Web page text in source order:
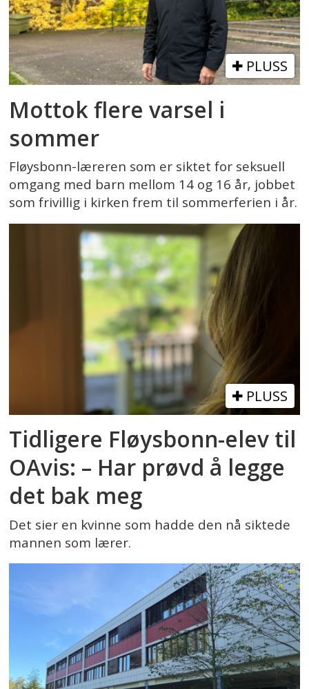
PLUSS
Mottok flere varsel i
sommer
Fløysbonn-læreren som er siktet for seksuell
omgang med barn mellom 14 og 16 år, jobbet
som frivillig i kirken frem til sommerferien i år.
PLUSS
Tidligere Fløysbonn-elev til
OAvis: – Har prøvd å legge
det bak meg
Det sier en kvinne som hadde den nå siktede
mannen som lærer.